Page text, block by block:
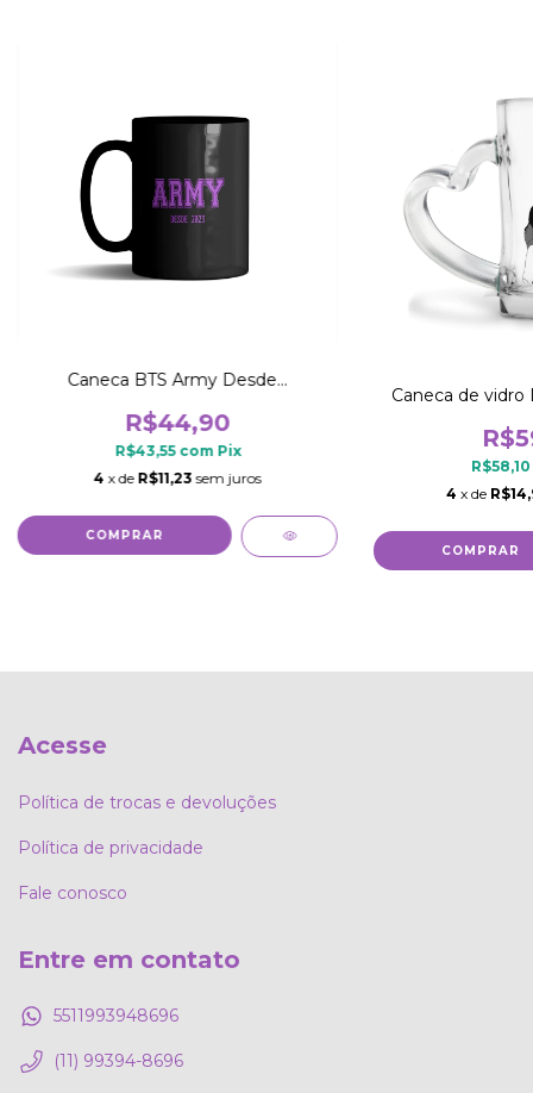
Caneca BTS Army Desde...
R$44,90
R$43,55 com Pix
4 x de R$11,23 sem juros
COMPRAR
Caneca de vidro
R$58,10
4 x de
COMPRAR
Acesse
Política de trocas e devoluções
Política de privacidade
Fale conosco
Entre em contato
5511993948696
(11) 99394-8696